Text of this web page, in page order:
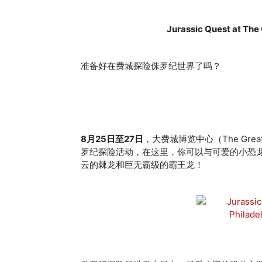
Jurassic Quest at
准备好在费城探险侏罗纪世界了吗？
8月25日至27日 ，大费城博览中心（The
罗纪探险活动，在这里，你可以与可爱的小
云的棘龙和巨无霸级的霸王龙！